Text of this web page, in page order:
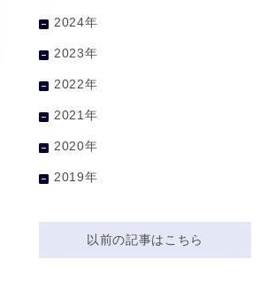
2024年
2023年
2022年
2021年
2020年
2019年
以前の記事はこちら